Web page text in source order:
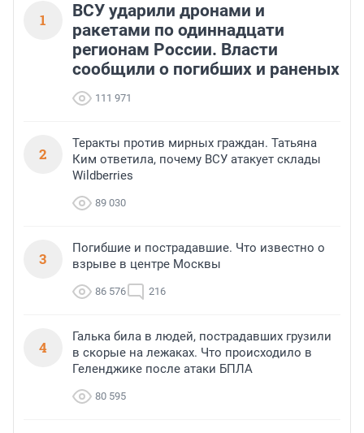
1
ВСУ ударили дронами и
ракетами по одиннадцати
регионам России. Власти
сообщили о погибших и раненых
111 971
2
Теракты против мирных граждан. Татьяна
Ким ответила, почему ВСУ атакует склады
Wildberries
89 030
3
Погибшие и пострадавшие. Что известно о
взрыве в центре Москвы
86 576 216
4
Галька била в людей, пострадавших грузили
в скорые на лежаках. Что происходило в
Геленджике после атаки БПЛА
80 595